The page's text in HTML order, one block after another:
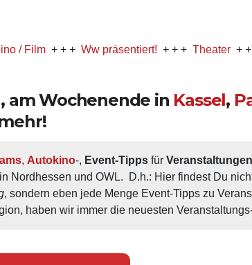
+ + + Ww präsentiert! + + + Theater + + +
am Wochenende in Kassel
Autokino Event-Tipps für Veranstaltungen
Nordhessen und OWL.  D.h.: Hier findest Du
, sondern eben jede Menge Event-Tipps zu
haben wir immer die neuesten